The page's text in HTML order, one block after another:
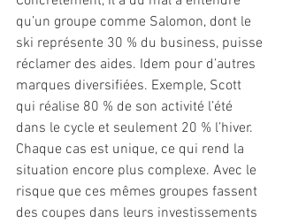
qu’un groupe comme Salomon, dont le
ski représente 30 % du business, puisse
réclamer des aides. Idem pour d’autres
marques diversifiées. Exemple, Scott
qui réalise 80 % de son activité l’été
dans le cycle et seulement 20 % l’hiver.
Chaque cas est unique, ce qui rend la
situation encore plus complexe. Avec le
risque que ces mêmes groupes fassent
des coupes dans leurs investissements